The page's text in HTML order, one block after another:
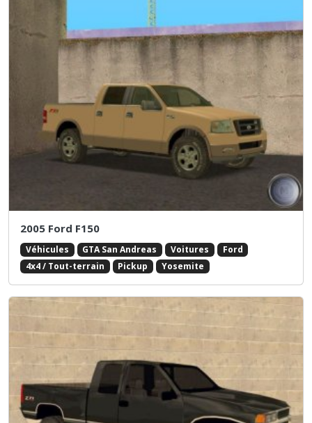
2005 Ford F150
Véhicules GTA San Andreas Voitures
Ford
4x4 / Tout-terrain
Pickup Yosemite